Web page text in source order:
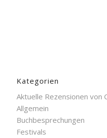
Kategorien
Aktuelle Rezensionen von
Allgemein
Buchbesprechungen
Festivals